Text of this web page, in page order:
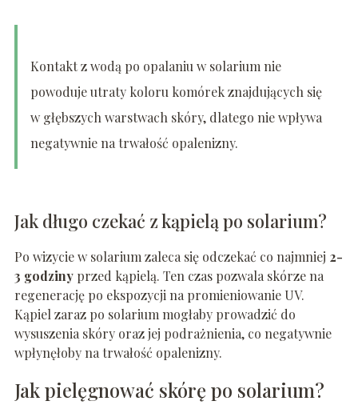
Kontakt z wodą po opalaniu w solarium nie
powoduje utraty koloru komórek znajdujących się
w głębszych warstwach skóry, dlatego nie wpływa
negatywnie na trwałość opalenizny.
Jak długo czekać z kąpielą po solarium?
Po wizycie w solarium zaleca się odczekać co najmniej 2-
3 godzinyprzed kąpielą. Ten czas pozwala skórze na
regenerację po ekspozycji na promieniowanie UV.
Kąpiel zaraz po solarium mogłaby prowadzić do
wysuszenia skóry oraz jej podrażnienia, co negatywnie
wpłynęłoby na trwałość opalenizny.
Jak pielęgnować skórę po solarium?